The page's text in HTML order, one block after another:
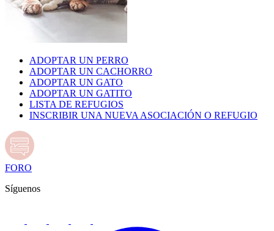
ADOPTAR UN PERRO
ADOPTAR UN CACHORRO
ADOPTAR UN GATO
ADOPTAR UN GATITO
LISTA DE REFUGIOS
INSCRIBIR UNA NUEVA ASOCIACIÓN O REFUGIO
FORO
Síguenos